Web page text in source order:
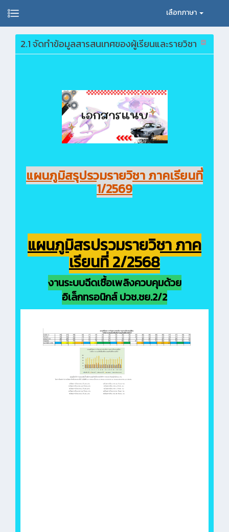
เลือกภาษา
2.1 จัดทำข้อมูลสารสนเทศของผู้เรียนและรายวิชา
แผนภูมิสรุปรวมรายวิชา ภาคเรียนที่
1/2569
แผนภูมิสรุปรวมรายวิชา ภาค
เรียนที่ 2/2568
งานระบบฉีดเชื้อเพลิงควบคุมด้วย
อิเล็กทรอนิกส์ ปวช.ชย.2/2